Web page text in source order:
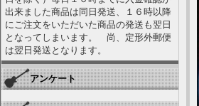
出来ました商品は同日発送、１６時以降
にご注文をいただいた商品の発送も翌日
となってしまいます。 尚、定形外郵便
は翌日発送となります。
アンケート